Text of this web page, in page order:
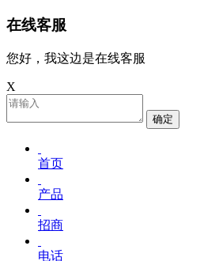
在线客服
您好，我这边是在线客服
X
确定
首页
产品
招商
电话